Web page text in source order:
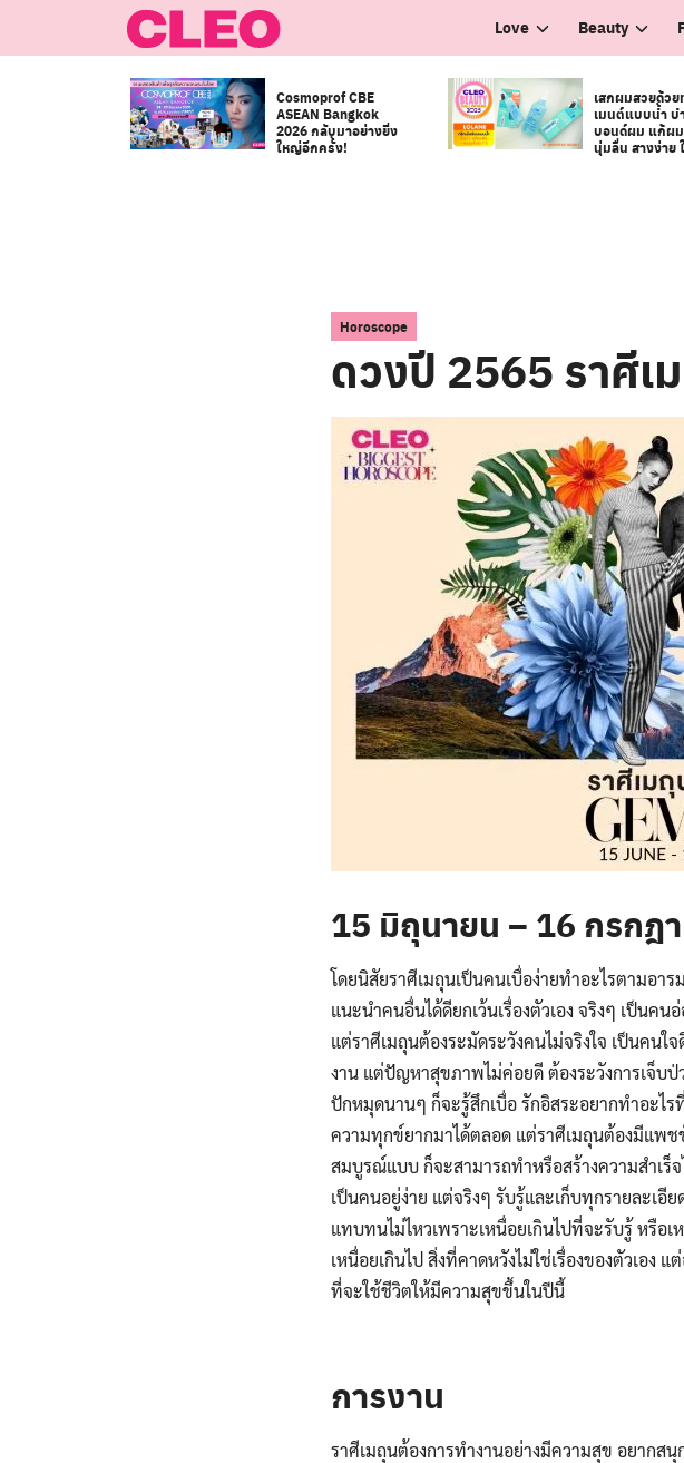
Love Beauty
Cosmoprof CBE
ASEAN Bangkok
2026 กลับมาอย่างยิ่ง
ใหญ่อีกครั้ง!
เสกผมสวยด้ว
เมนต์แบบน้ำ บ
บอนด์ผม แก้ผ
นุ่มลื่น สางง่าย
Horoscope
ดวงปี 2565 ราศีเ
15 มิถุนายน – 16 กรกฎ
โดยนิสัยราศีเมถุนเป็นคนเบื่อง่ายทำอะไรตามอา
แนะนำคนอื่นได้ดียกเว้นเรื่องตัวเอง จริงๆ เป็นค
แต่ราศีเมถุนต้องระมัดระวังคนไม่จริงใจ เป็นคนใ
งาน แต่ปัญหาสุขภาพไม่ค่อยดี ต้องระวังการเจ็บ
ปักหมุดนานๆ ก็จะรู้สึกเบื่อ รักอิสระอยากทำอะไ
ความทุกข์ยากมาได้ตลอด แต่ราศีเมถุนต้องมีแพช
สมบูรณ์แบบ ก็จะสามารถทำหรือสร้างความสำเร็
เป็นคนอยู่ง่าย แต่จริงๆ รับรู้และเก็บทุกรายละเอี
แทบทนไม่ไหวเพราะเหนื่อยเกินไปที่จะรับรู้ หรือ
เหนื่อยเกินไป สิ่งที่คาดหวังไม่ใช่เรื่องของตัวเอง
ที่จะใช้ชีวิตให้มีความสุขขึ้นในปีนี้
การงาน
ราศีเมถุนต้องการทำงานอย่างมีความสุข อยาก